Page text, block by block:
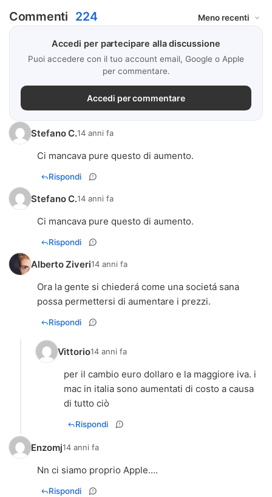
Commenti 224
Accedi per partecipare alla discussione
Puoi accedere con il tuo account email, Google o Apple
per commentare.
Accedi per commentare
Stefano C.14 anni fa
Ci mancava pure questo di aumento.
Rispondi
Stefano C.14 anni fa
Ci mancava pure questo di aumento.
Rispondi
Alberto Ziveri14 anni fa
Ora la gente si chiederá come una societá sana
possa permettersi di aumentare i prezzi.
Rispondi
Vittorio14 anni fa
per il cambio euro dollaro e la maggiore iva. i
mac in italia sono aumentati di costo a causa
di tutto ciò
Rispondi
Enzomj14 anni fa
Nn ci siamo proprio Apple....
Rispondi